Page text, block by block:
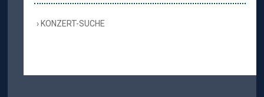
KONZERT-SUCHE